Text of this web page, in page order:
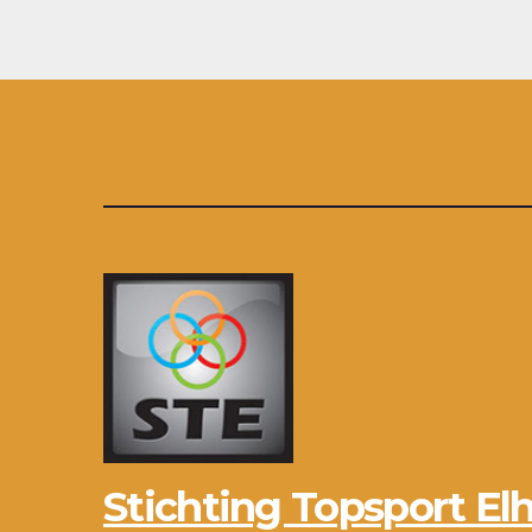
Stichting Topsport